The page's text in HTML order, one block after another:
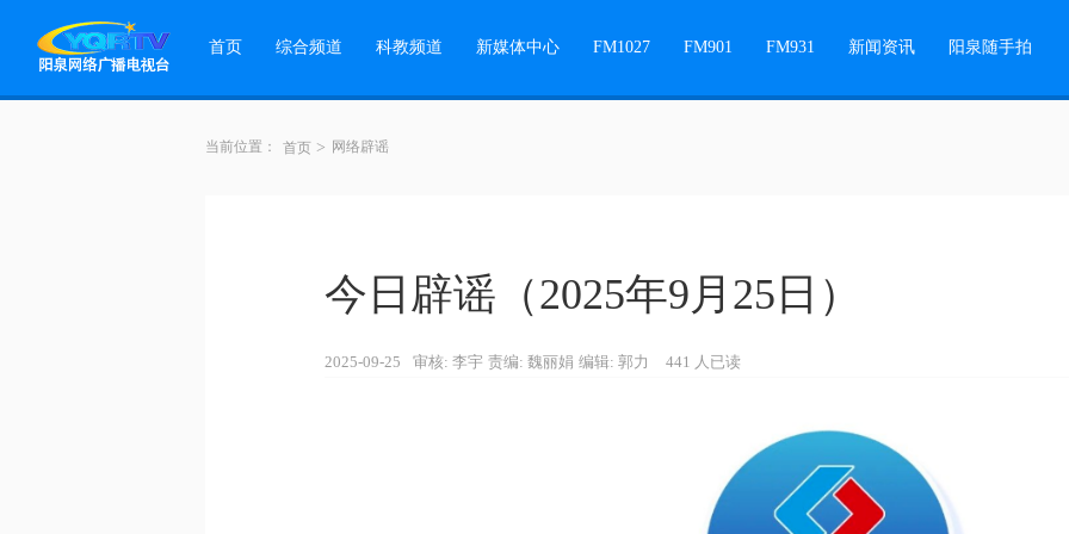
首页 综合频道 科教频道 新媒体中心 FM1027 FM901 FM931 新闻资讯 阳泉随手拍
当前位置： 首页 > 网络辟谣
今日辟谣（2025年9月25日）
2025-09-25 审核: 李宇 责编: 魏丽娟 编辑: 郭力 441 人已读